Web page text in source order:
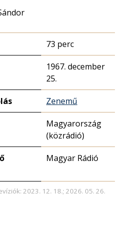
73 perc
1967. december
25.
Zenemű
Magyarország
(közrádió)
Magyar Rádió
2023. 12. 18.; 2026. 05. 26.